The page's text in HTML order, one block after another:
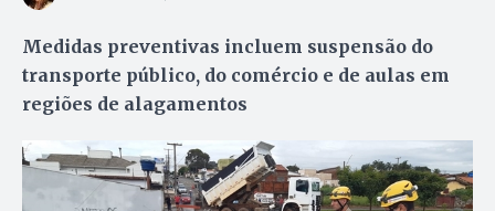
Medidas preventivas incluem suspensão do
transporte público, do comércio e de aulas em
regiões de alagamentos